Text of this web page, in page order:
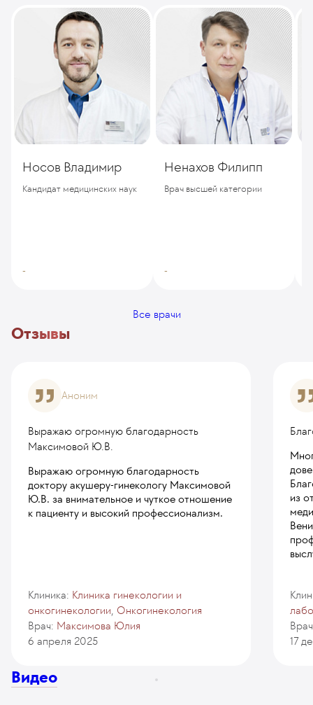
Носов Владимир
Кандидат медицинских наук
-
Ненахов Филипп
Врач высшей категории
-
Все врачи
Отзывы
Аноним
Выражаю огромную благодарность
Максимовой Ю.В.
Выражаю огромную благодарность
доктору акушеру-гинекологу Максимовой
Ю.В. за внимательное и чуткое отношение
к пациенту и высокий профессионализм.
Клиника: Клиника гинекологии и
онкогинекологии, Онкогинекология
Врач: Максимова Юлия
6 апреля 2025
из
17
Видео